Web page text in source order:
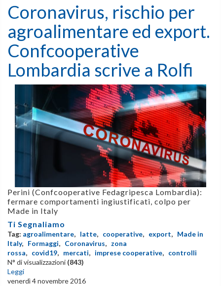
Coronavirus, rischio per
agroalimentare ed export.
Confcooperative
Lombardia scrive a Rolfi
Perini (Confcooperative Fedagripesca Lombardia):
fermare comportamenti ingiustificati, colpo per
Made in Italy
Ti Segnaliamo
Tag: agroalimentare, latte, cooperative, export, Made in
Italy, Formaggi, Coronavirus, zona
rossa, covid19, mercati, imprese cooperative, controlli
N° di visualizzazioni (843)
Leggi
venerdì 4 novembre 2016